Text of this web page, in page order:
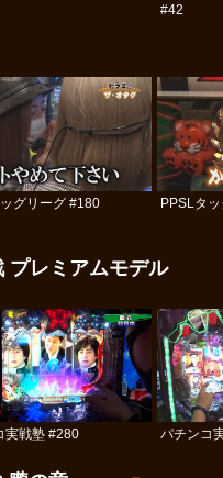
#42
グリーグ #180 PPSLタ
プレミアムモデル
実戦塾 #280 パチンコ